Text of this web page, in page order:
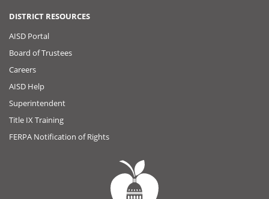
DISTRICT RESOURCES
AISD Portal
Board of Trustees
Careers
AISD Help
Superintendent
Title IX Training
FERPA Notification of Rights